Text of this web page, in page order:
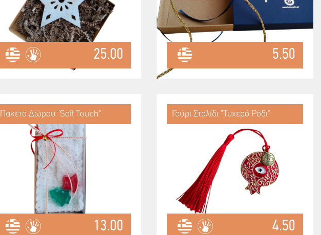
25.00 5.50
Πακέτο Δώρου "Soft Touch"
13.00
Γούρι Στολίδι "Τυχερό Ρόδι"
4.50